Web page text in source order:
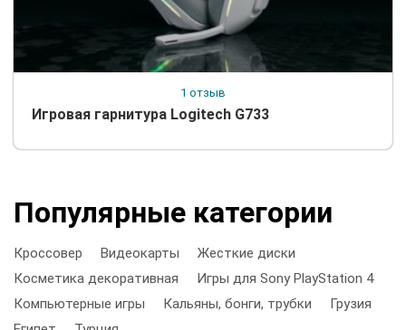
1 отзыв
Игровая гарнитура Logitech G733
Популярные категории
Кроссовер Видеокарты
Жесткие диски
Косметика декоративная
Игры для Sony PlayStation 4
Компьютерные игры
Кальяны, бонги, трубки
Грузия